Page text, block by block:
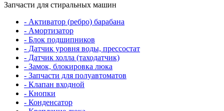
Запчасти для стиральных машин
- Активатор (ребро) барабана
- Амортизатор
- Блок подшипников
- Датчик уровня воды, прессостат
- Датчик холла (таходатчик)
- Замок, блокировка люка
- Запчасти для полуавтоматов
- Клапан входной
- Кнопки
- Конденсатор